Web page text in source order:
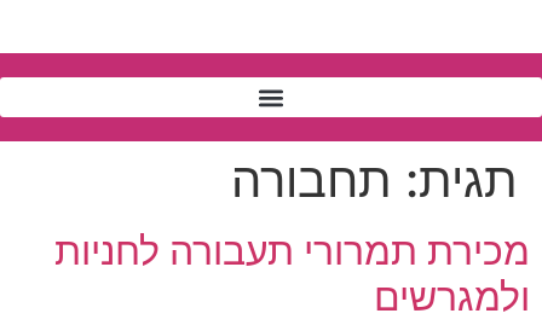
תגית: תחבורה
מכירת תמרורי תעבורה לחניות
ולמגרשים